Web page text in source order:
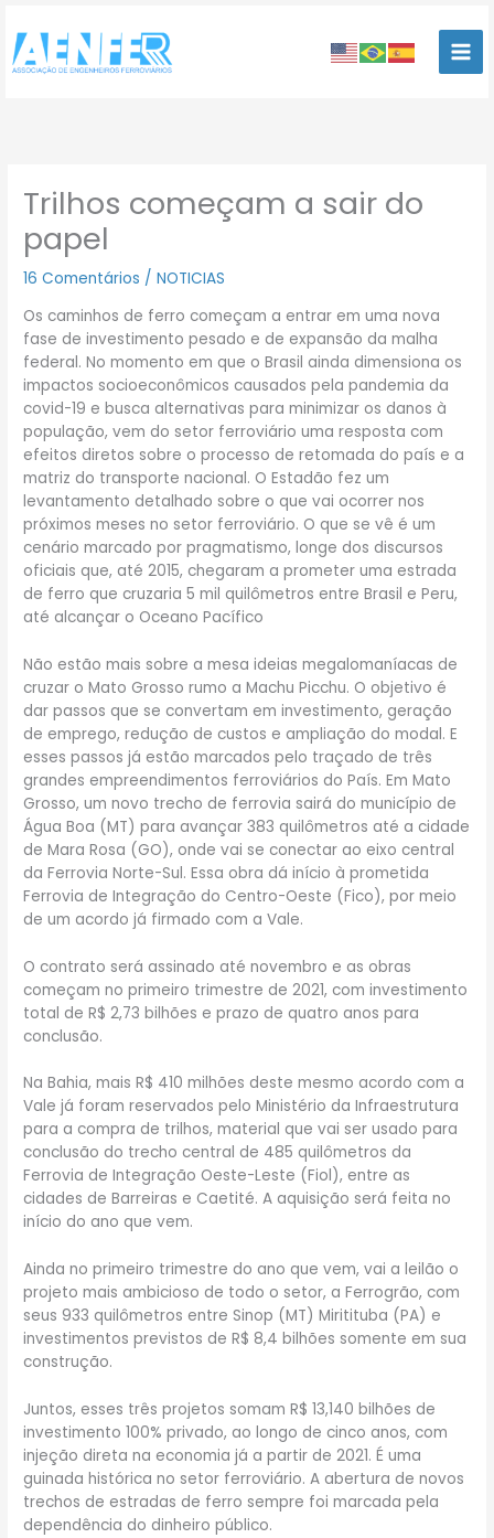
para
conteúdo
Trilhos começam a sair do
papel
16 Comentários /NOTICIAS
Os caminhos de ferro começam a entrar em uma nova
fase de investimento pesado e de expansão da malha
federal. No momento em que o Brasil ainda dimensiona os
impactos socioeconômicos causados pela pandemia da
covid-19 e busca alternativas para minimizar os danos à
população, vem do setor ferroviário uma resposta com
efeitos diretos sobre o processo de retomada do país e a
matriz do transporte nacional. O Estadão fez um
levantamento detalhado sobre o que vai ocorrer nos
próximos meses no setor ferroviário. O que se vê é um
cenário marcado por pragmatismo, longe dos discursos
oficiais que, até 2015, chegaram a prometer uma estrada
de ferro que cruzaria 5 mil quilômetros entre Brasil e Peru,
até alcançar o Oceano Pacífico
Não estão mais sobre a mesa ideias megalomaníacas de
cruzar o Mato Grosso rumo a Machu Picchu. O objetivo é
dar passos que se convertam em investimento, geração
de emprego, redução de custos e ampliação do modal. E
esses passos já estão marcados pelo traçado de três
grandes empreendimentos ferroviários do País. Em Mato
Grosso, um novo trecho de ferrovia sairá do município de
Água Boa (MT) para avançar 383 quilômetros até a cidade
de Mara Rosa (GO), onde vai se conectar ao eixo central
da Ferrovia Norte-Sul. Essa obra dá início à prometida
Ferrovia de Integração do Centro-Oeste (Fico), por meio
de um acordo já firmado com a Vale.
O contrato será assinado até novembro e as obras
começam no primeiro trimestre de 2021, com investimento
total de R$ 2,73 bilhões e prazo de quatro anos para
conclusão.
Na Bahia, mais R$ 410 milhões deste mesmo acordo com a
Vale já foram reservados pelo Ministério da Infraestrutura
para a compra de trilhos, material que vai ser usado para
conclusão do trecho central de 485 quilômetros da
Ferrovia de Integração Oeste-Leste (Fiol), entre as
cidades de Barreiras e Caetité. A aquisição será feita no
início do ano que vem.
Ainda no primeiro trimestre do ano que vem, vai a leilão o
projeto mais ambicioso de todo o setor, a Ferrogrão, com
seus 933 quilômetros entre Sinop (MT) Miritituba (PA) e
investimentos previstos de R$ 8,4 bilhões somente em sua
construção.
Juntos, esses três projetos somam R$ 13,140 bilhões de
investimento 100% privado, ao longo de cinco anos, com
injeção direta na economia já a partir de 2021. É uma
guinada histórica no setor ferroviário. A abertura de novos
trechos de estradas de ferro sempre foi marcada pela
dependência do dinheiro público.